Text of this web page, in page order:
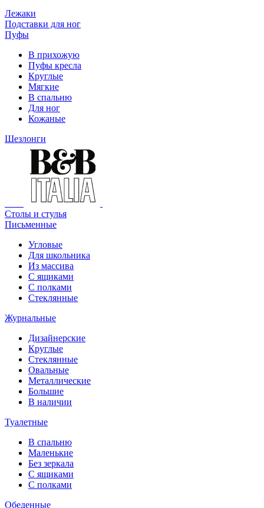
Лежаки
Подставки для ног
Пуфы
В прихожую
Пуфы кресла
Круглые
Мягкие
В спальню
Для ног
Кожаные
Шезлонги
Столы и стулья
Письменные
Угловые
Для школьника
Из массива
С ящиками
С полками
Стеклянные
Журнальные
Дизайнерские
Круглые
Стеклянные
Овальные
Металлические
Большие
В наличии
Туалетные
В спальню
Маленькие
Без зеркала
С ящиками
С полками
Обеденные